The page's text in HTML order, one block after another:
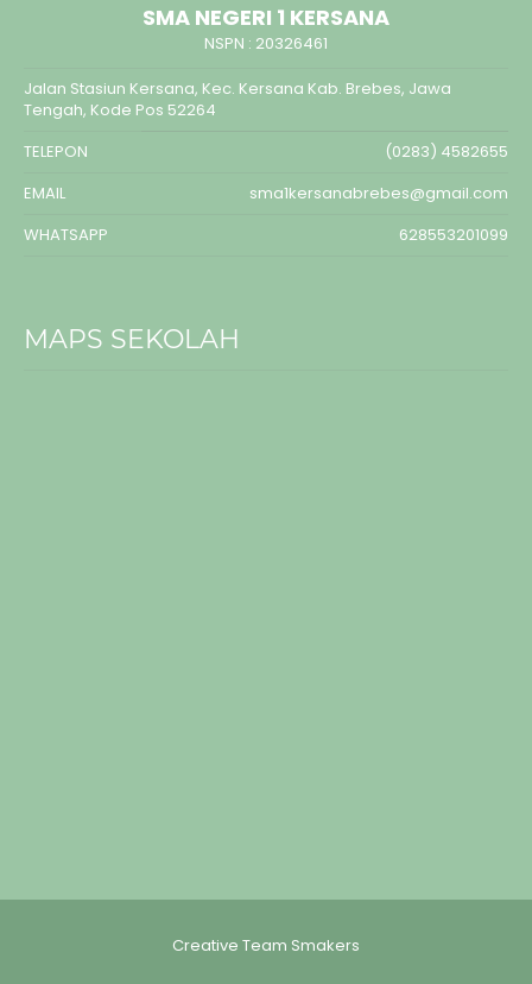
SMA NEGERI 1 KERSANA
NSPN : 20326461
Jalan Stasiun Kersana, Kec. Kersana Kab. Brebes, Jawa
Tengah, Kode Pos 52264
TELEPON
(0283) 4582655
EMAIL
sma1kersanabrebes@gmail.com
WHATSAPP
628553201099
MAPS SEKOLAH
Creative Team Smakers